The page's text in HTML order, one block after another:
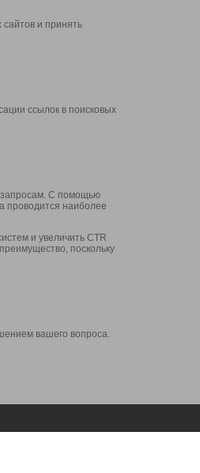
и принять
ссылок в поисковых
запросам. С помощью
проводится наиболее
и увеличить CTR
поскольку
вашего вопроса.